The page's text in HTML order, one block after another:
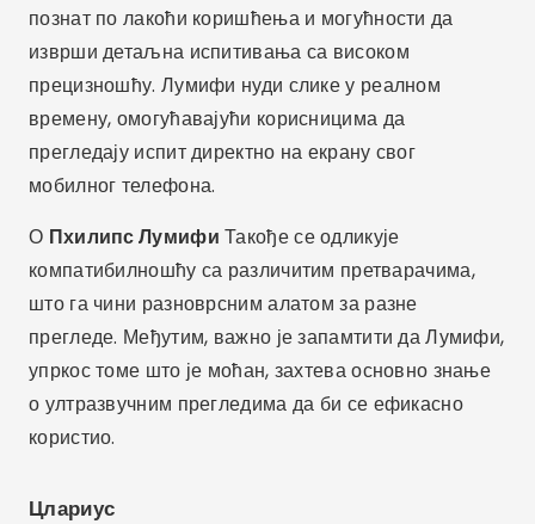
познат по лакоћи коришћења и могућности да
изврши детаљна испитивања са високом
прецизношћу. Лумифи нуди слике у реалном
времену, омогућавајући корисницима да
прегледају испит директно на екрану свог
мобилног телефона.
О Пхилипс Лумифи Такође се одликује
компатибилношћу са различитим претварачима,
што га чини разноврсним алатом за разне
прегледе. Међутим, важно је запамтити да Лумифи,
упркос томе што је моћан, захтева основно знање
о ултразвучним прегледима да би се ефикасно
користио.
Цлариус